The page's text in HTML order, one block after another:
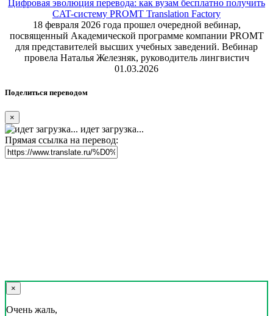
Цифровая эволюция перевода: как вузам бесплатно получить
CAT-систему PROMT Translation Factory
18 февраля 2026 года прошел очередной вебинар,
посвященный Академической программе компании PROMT
для представителей высших учебных заведений. Вебинар
провела Наталья Железняк, руководитель лингвистич
01.03.2026
Поделиться переводом
×
идет загрузка...
Прямая ссылка на перевод:
×
Очень жаль,